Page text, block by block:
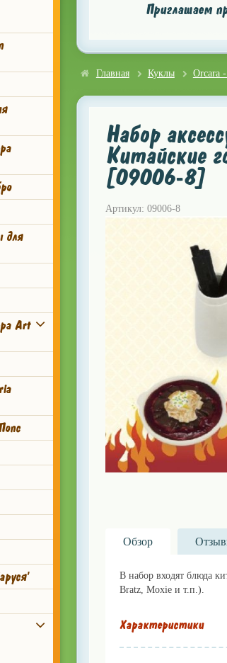
для
Art
Приглашаем
Главная Куклы Orcara
Набор
Китайские
[09006-8]
Артикул: 09006-8
Обзор
В набор входят блюда
Bratz, Moxie и т.п.).
Характеристики